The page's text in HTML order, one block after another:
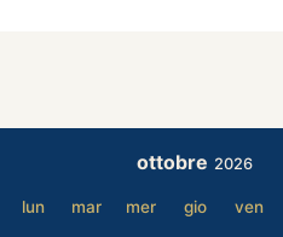
ottobre 2026
lun mar mer gio ven